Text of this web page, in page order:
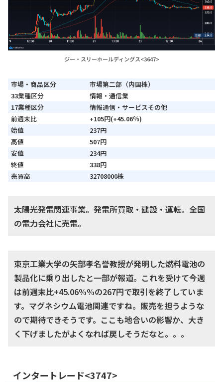
ジー・スリーホールディングス<3647>
市場・商品区分
市場第二部（内国株）
33業種区分
情報・通信業
17業種区分
情報通信・サービスその他
前週末比
+105円(+45.06％)
始値
237円
高値
507円
安値
234円
終値
338円
売買高
32708000株
太陽光発電関連事業。発電所買取・建設・運転。全国
の電力会社に売電。
東京工業大学の矢部孝名誉教授が発明した燃料電池の
製品化に乗り出したと一部が報道。これを受けて今週
は前週末比+45.06%%の267円で取引を終了していま
す。マグネシウム電池関連ですね。販売を担うような
ので期待できそうです。ここも地合いの影響か、大き
く下げましたがよくなれば戻しそうだなと。。。
インタートレード<3747>